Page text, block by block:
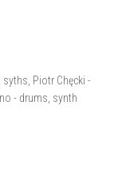
syths, Piotr Chęcki -
- drums, synth